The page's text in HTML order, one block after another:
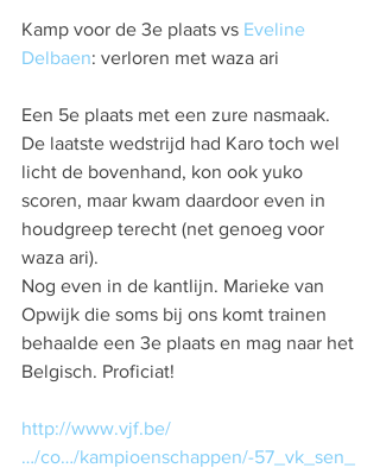
Kamp voor de 3e plaats vs Eveline
Delbaen: verloren met waza ari
Een 5e plaats met een zure nasmaak.
De laatste wedstrijd had Karo toch wel
licht de bovenhand, kon ook yuko
scoren, maar kwam daardoor even in
houdgreep terecht (net genoeg voor
waza ari).
Nog even in de kantlijn. Marieke van
Opwijk die soms bij ons komt trainen
behaalde een 3e plaats en mag naar het
Belgisch. Proficiat!
http://www.vjf.be/
…/co…/kampioenschappen/-57_vk_sen_